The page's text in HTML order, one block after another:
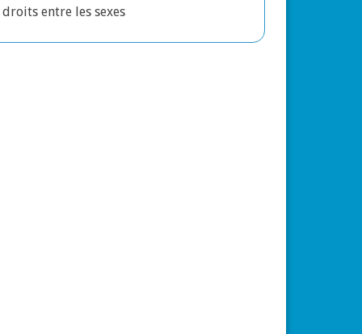
au temps de la pandémie du Covid-19
أحمد الطلحي : المجتمع
droits entre les sexes